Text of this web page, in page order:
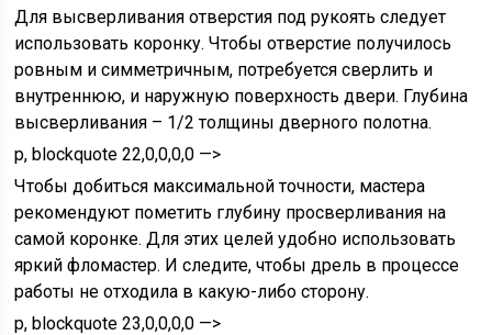
Для высверливания отверстия под рукоять следует
использовать коронку. Чтобы отверстие получилось
ровным и симметричным, потребуется сверлить и
внутреннюю, и наружную поверхность двери. Глубина
высверливания – 1/2 толщины дверного полотна.
p, blockquote 22,0,0,0,0 —>
Чтобы добиться максимальной точности, мастера
рекомендуют пометить глубину просверливания на
самой коронке. Для этих целей удобно использовать
яркий фломастер. И следите, чтобы дрель в процессе
работы не отходила в какую-либо сторону.
p, blockquote 23,0,0,0,0 —>